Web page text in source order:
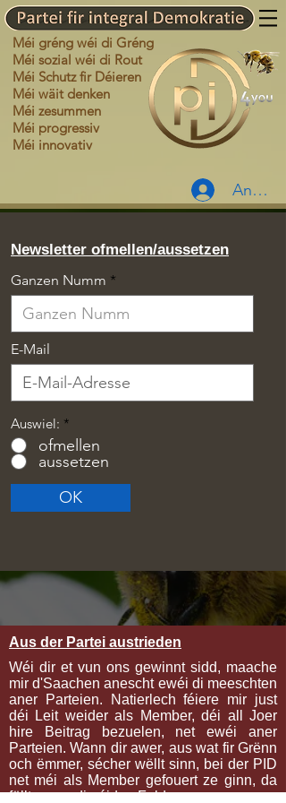
Méi gréng wéi di Gréng
Méi sozial wéi di Rout
Méi Schutz fir Déieren
Méi wäit denken
Méi zesummen
Méi progressiv
Méi innovativ
Newsletter ofmellen/aussetzen
Ganzen Numm
E-Mail
Auswiel: *
ofmellen
aussetzen
OK
Aus der Partei austrieden
Wéi dir et vun ons gewinnt sidd, maache
mir d'Saachen anescht ewéi di meeschten
aner Parteien. Natierlech féiere mir just
déi Leit weider als Member, déi all Joer
hire Beitrag bezuelen, net ewéi aner
Parteien. Wann dir awer, aus wat fir Grënn
och ëmmer, sécher wëllt sinn, bei der PID
net méi als Member gefouert ze ginn, da
fëllt w.e.g. di néideg Felder aus.